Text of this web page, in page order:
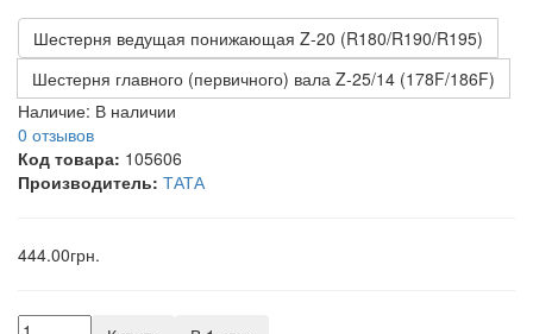
Шестерня ведущая понижающая Z-20 (R180/R190/R195)
Шестерня главного (первичного) вала Z-25/14 (178F/186F)
Наличие: В наличии
0 отзывов
Код товара: 105606
Производитель: ТАТА
444.00грн.